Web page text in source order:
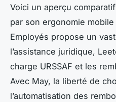
Voici un aperçu
par son ergonomie
Employés propose un
l’assistance juridique,
charge URSSAF et les
Avec May, la liberté de
l’automatisation des